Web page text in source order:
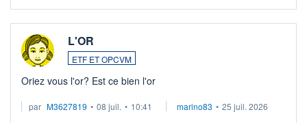
L'OR
ETF ET OPCVM
Oriez vous l'or? Est ce bien l'or
par M3627819 • 08 juil. • 10:41 marino83 • 25 juil. 2026